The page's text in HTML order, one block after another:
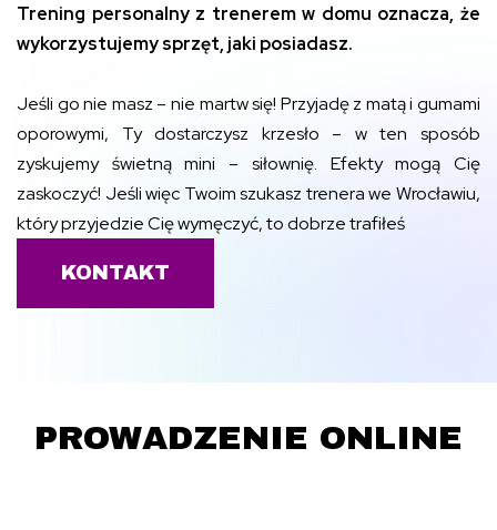
Trening personalny z trenerem w domu oznacza, że
wykorzystujemy sprzęt, jaki posiadasz.
Jeśli go nie masz – nie martw się! Przyjadę z matą i gumami
oporowymi, Ty dostarczysz krzesło – w ten sposób
zyskujemy świetną mini – siłownię. Efekty mogą Cię
zaskoczyć! Jeśli więc Twoim szukasz trenera we Wrocławiu,
który przyjedzie Cię wymęczyć, to dobrze trafiłeś
KONTAKT
PROWADZENIE ONLINE